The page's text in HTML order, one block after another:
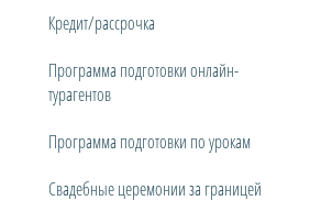
Кредит/рассрочка
Программа подготовки онлайн-
турагентов
Программа подготовки по урокам
Свадебные церемонии за границей